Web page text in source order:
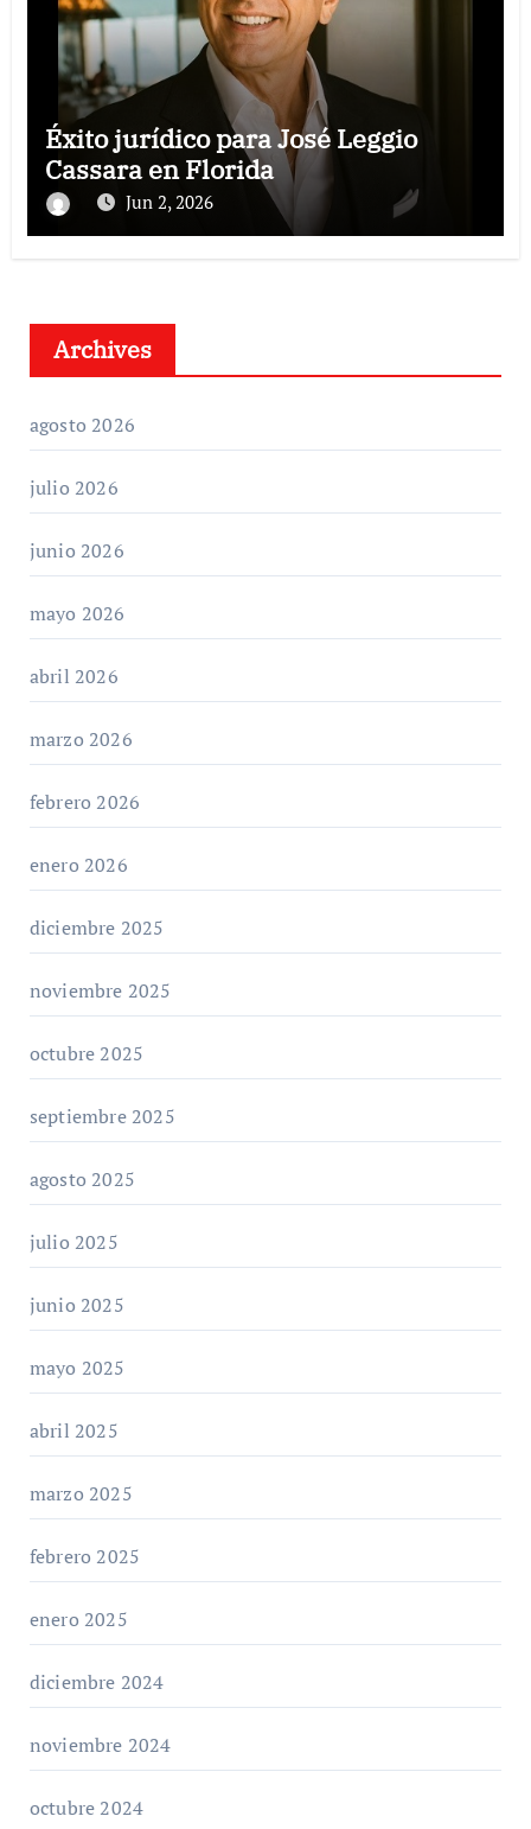
Éxito jurídico para José Leggio
Cassara en Florida
Jun 2, 2026
Archives
agosto 2026
julio 2026
junio 2026
mayo 2026
abril 2026
marzo 2026
febrero 2026
enero 2026
diciembre 2025
noviembre 2025
octubre 2025
septiembre 2025
agosto 2025
julio 2025
junio 2025
mayo 2025
abril 2025
marzo 2025
febrero 2025
enero 2025
diciembre 2024
noviembre 2024
octubre 2024